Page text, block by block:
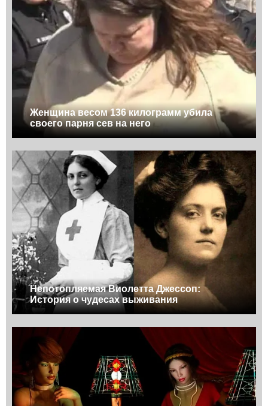
Женщина весом 136 килограмм убила
своего парня сев на него
Непотопляемая Виолетта Джессоп:
История о чудесах выживания